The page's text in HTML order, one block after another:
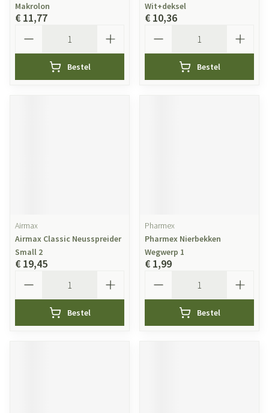
Makrolon
€ 11,77
Bestel
Wit+deksel
€ 10,36
Bestel
Airmax
Airmax Classic Neusspreider
Small 2
€ 19,45
Bestel
Pharmex
Pharmex Nierbekken
Wegwerp 1
€ 1,99
Bestel